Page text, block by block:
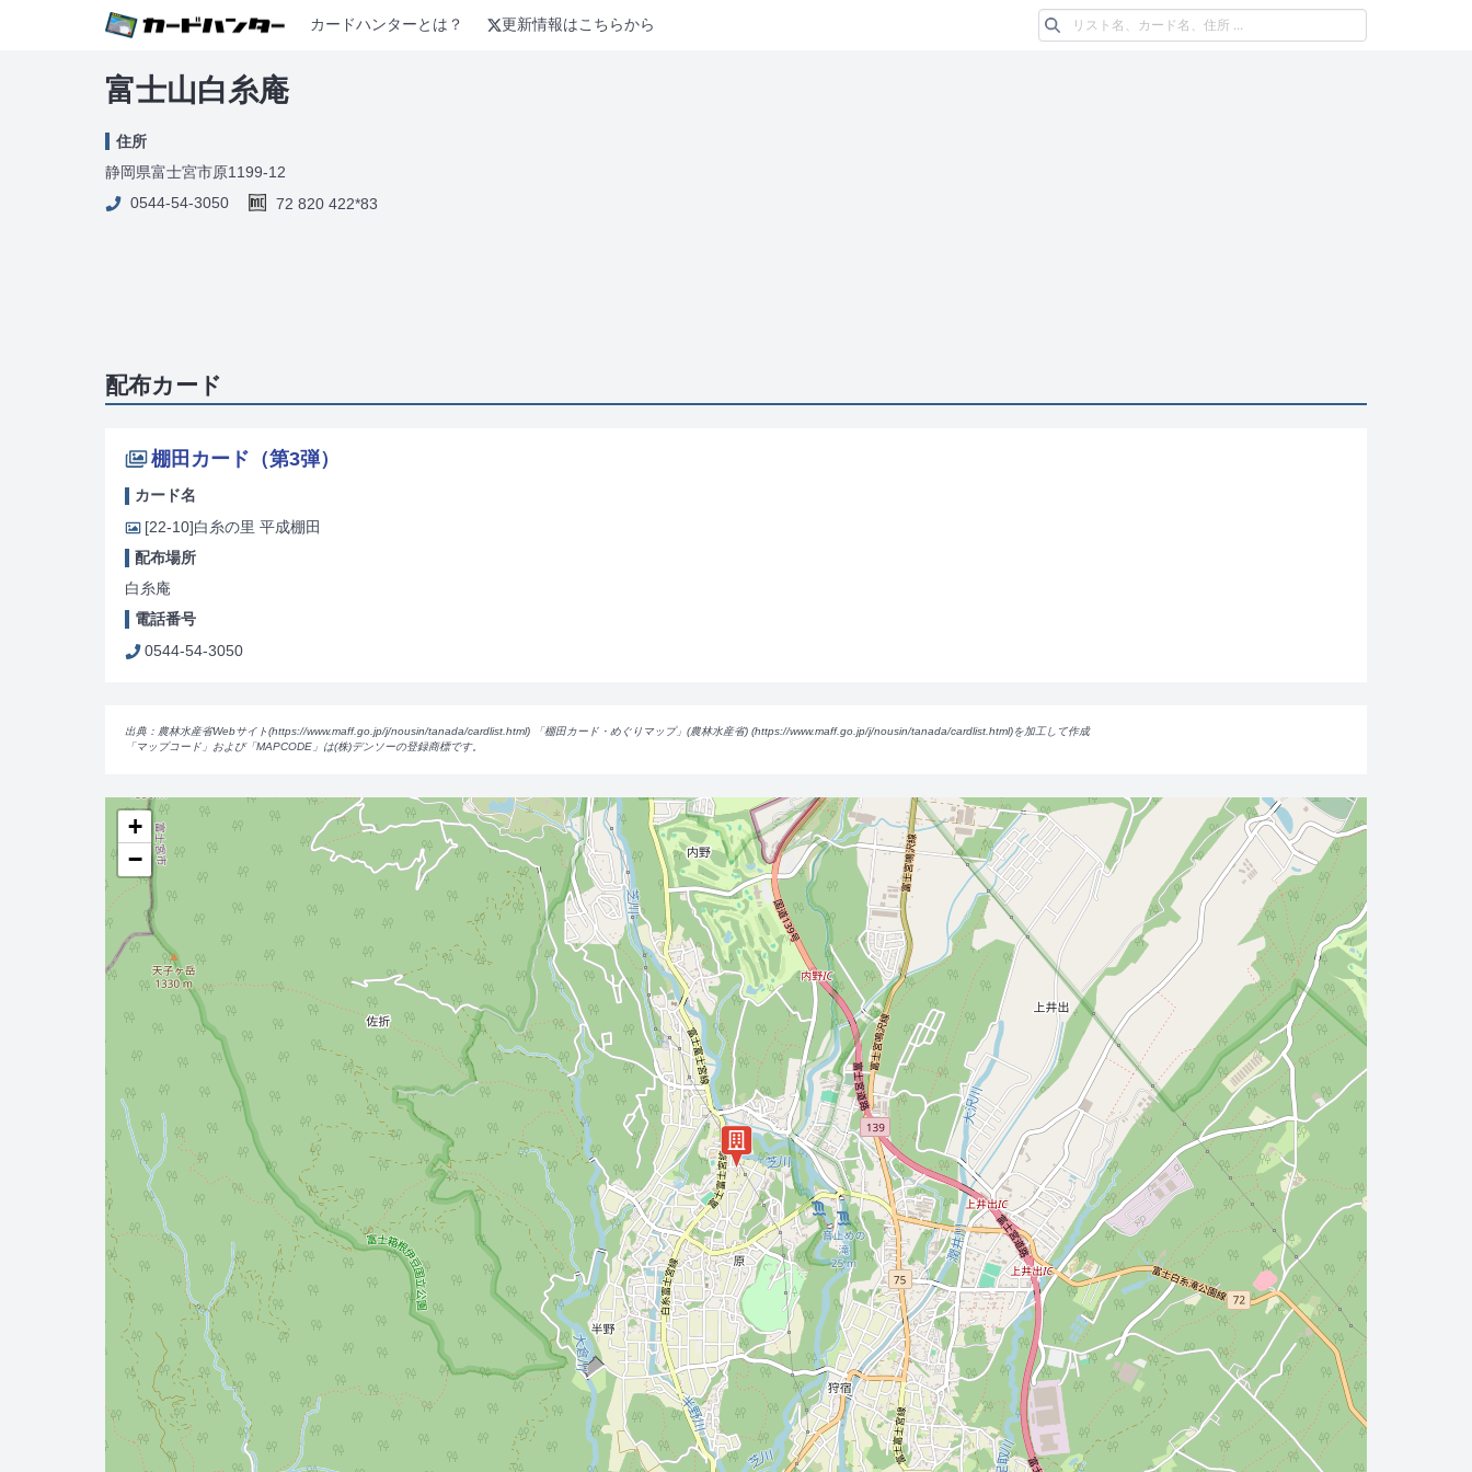
カードハンターとは？ 更新情報はこちらから
富士山白糸庵
住所
静岡県富士宮市原1199-12
0544-54-3050
72 820 422*83
配布カード
棚田カード（第3弾）
カード名
[22-10]白糸の里 平成棚田
配布場所
白糸庵
電話番号
0544-54-3050
出典：農林水産省Webサイト(https://www.maff.go.jp/j/nousin/tanada/cardlist.html) 「棚田カード・めぐりマップ」(農林水産省) (https://www.maff.go.jp/j/nousin/tanada/cardlist.html)を加工して作成
「マップコード」および「MAPCODE」は(株)デンソーの登録商標です。
+
−